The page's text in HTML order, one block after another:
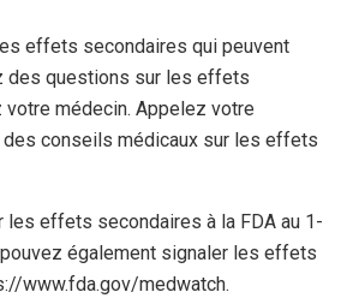
effets secondaires qui peuvent
des questions sur les effets
médecin. Appelez votre
conseils médicaux sur les effets
les effets secondaires à la FDA au 1-
également signaler les effets
www.fda.gov/medwatch.